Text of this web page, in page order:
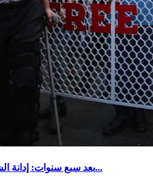
بعد سبع سنوات: إدانة الشرطي “ليئور حاتام” بالاعتداء...